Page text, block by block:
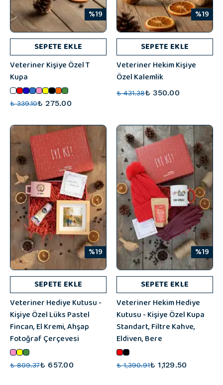
%19
SEPETE EKLE
Veteriner Kişiye Özel T
Kupa
₺ 339.10₺ 275.00
%19
SEPETE EKLE
Veteriner Hekim Kişiye
Özel Kalemlik
₺ 431.38₺ 350.00
%19
SEPETE EKLE
Veteriner Hediye Kutusu -
Kişiye Özel Lüks Pastel
Fincan, El Kremi, Ahşap
Fotoğraf Çerçevesi
₺ 809.37₺ 657.00
%19
SEPETE EKLE
Veteriner Hekim Hediye
Kutusu - Kişiye Özel Kupa
Standart, Filtre Kahve,
Eldiven, Bere
₺ 1,390.91₺ 1,129.50